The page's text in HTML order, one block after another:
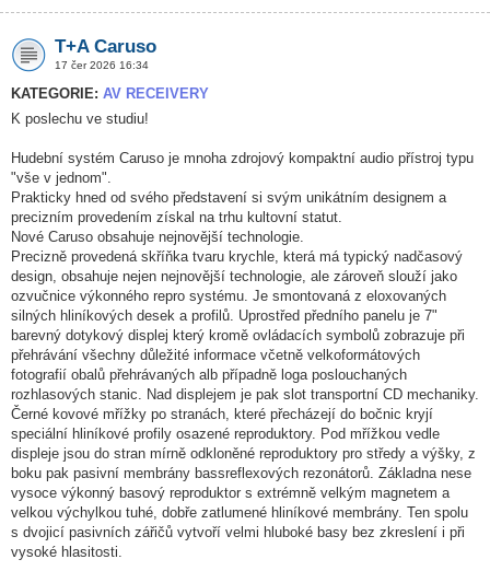
T+A Caruso
17 čer 2026 16:34
KATEGORIE: AV RECEIVERY
K poslechu ve studiu!
Hudební systém Caruso je mnoha zdrojový kompaktní audio přístroj typu
"vše v jednom".
Prakticky hned od svého představení si svým unikátním designem a
precizním provedením získal na trhu kultovní statut.
Nové Caruso obsahuje nejnovější technologie.
Precizně provedená skříňka tvaru krychle, která má typický nadčasový
design, obsahuje nejen nejnovější technologie, ale zároveň slouží jako
ozvučnice výkonného repro systému. Je smontovaná z eloxovaných
silných hliníkových desek a profilů. Uprostřed předního panelu je 7"
barevný dotykový displej který kromě ovládacích symbolů zobrazuje při
přehrávání všechny důležité informace včetně velkoformátových
fotografií obalů přehrávaných alb případně loga poslouchaných
rozhlasových stanic. Nad displejem je pak slot transportní CD mechaniky.
Černé kovové mřížky po stranách, které přecházejí do bočnic kryjí
speciální hliníkové profily osazené reproduktory. Pod mřížkou vedle
displeje jsou do stran mírně odkloněné reproduktory pro středy a výšky, z
boku pak pasivní membrány bassreflexových rezonátorů. Základna nese
vysoce výkonný basový reproduktor s extrémně velkým magnetem a
velkou výchylkou tuhé, dobře zatlumené hliníkové membrány. Ten spolu
s dvojicí pasivních zářičů vytvoří velmi hluboké basy bez zkreslení i při
vysoké hlasitosti.